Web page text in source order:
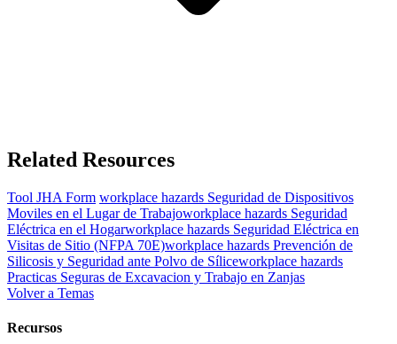
Related Resources
Tool JHA Form workplace hazards Seguridad de Dispositivos
Moviles en el Lugar de Trabajoworkplace hazards Seguridad
Eléctrica en el Hogarworkplace hazards Seguridad Eléctrica en
Visitas de Sitio (NFPA 70E)workplace hazards Prevención de
Silicosis y Seguridad ante Polvo de Síliceworkplace hazards
Practicas Seguras de Excavacion y Trabajo en Zanjas
Volver a Temas
Recursos